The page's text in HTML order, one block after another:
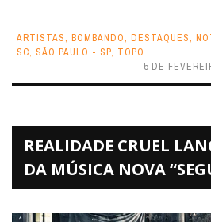
ARTISTAS, BOMBANDO, DESTAQUES,
SC, SÃO PAULO - SP, TOPO
5 DE
REALIDADE CRUEL
DA MÚSICA NOVA